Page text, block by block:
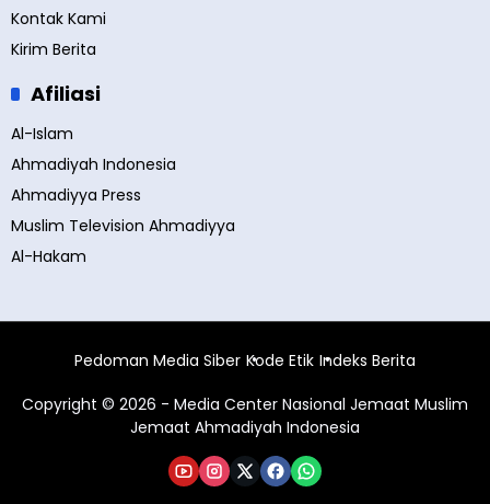
Kontak Kami
Kirim Berita
Afiliasi
Al-Islam
Ahmadiyah Indonesia
Ahmadiyya Press
Muslim Television Ahmadiyya
Al-Hakam
Pedoman Media Siber Kode Etik Indeks Berita
Copyright © 2026 - Media Center Nasional Jemaat Muslim
Jemaat Ahmadiyah Indonesia